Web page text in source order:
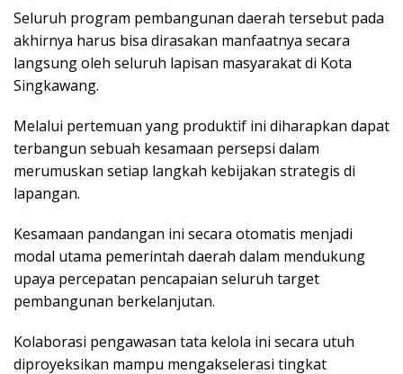
Seluruh program pembangunan daerah tersebut pada
akhirnya harus bisa dirasakan manfaatnya secara
langsung oleh seluruh lapisan masyarakat di Kota
Singkawang.
Melalui pertemuan yang produktif ini diharapkan dapat
terbangun sebuah kesamaan persepsi dalam
merumuskan setiap langkah kebijakan strategis di
lapangan.
Kesamaan pandangan ini secara otomatis menjadi
modal utama pemerintah daerah dalam mendukung
upaya percepatan pencapaian seluruh target
pembangunan berkelanjutan.
Kolaborasi pengawasan tata kelola ini secara utuh
diproyeksikan mampu mengakselerasi tingkat